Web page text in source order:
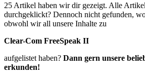
25 Artikel haben wir dir gezeigt. Alle
durchgeklickt? Dennoch nicht gefunden,
obwohl wir all unsere Inhalte zu
Clear-Com FreeSpeak II
aufgelistet haben? Dann gern unsere
erkunden!